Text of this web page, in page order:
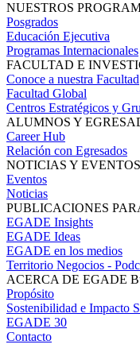
NUESTROS
Posgrados
Educación Ejecutiva
Programas Internacionales
FACULTAD E
Conoce a nuestra Facultad
Facultad Global
Centros Estratégicos y
ALUMNOS Y
Career Hub
Relación con Egresados
NOTICIAS Y EVENTOS
Eventos
Noticias
PUBLICACIONES
EGADE Insights
EGADE Ideas
EGADE en los medios
Territorio Negocios -
ACERCA DE EGADE
Propósito
Sostenibilidad e Impacto
EGADE 30
Contacto